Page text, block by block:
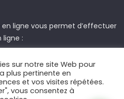
ligne vous permet d’effectuer
ligne :
sur notre site Web pour
plus pertinente en
et vos visites répétées.
vous consentez à